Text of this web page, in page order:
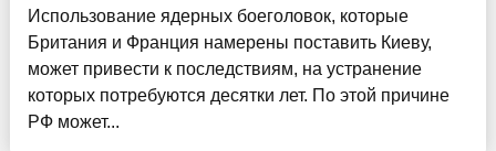
Использование ядерных боеголовок, которые
Британия и Франция намерены поставить Киеву,
может привести к последствиям, на устранение
которых потребуются десятки лет. По этой причине
РФ может...